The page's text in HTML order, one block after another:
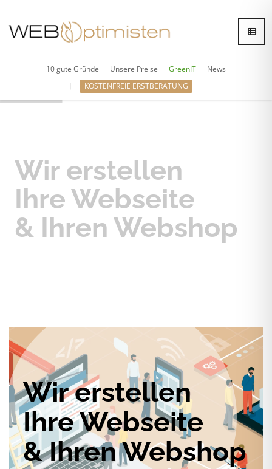
10 gute Gründe Unsere Preise GreenIT
News
KOSTENFREIE ERSTBERATUNG
Wir erstellen
Ihre Webseite
& Ihren Webshop
Wir erstellen
Ihre Webseite
& Ihren Webshop